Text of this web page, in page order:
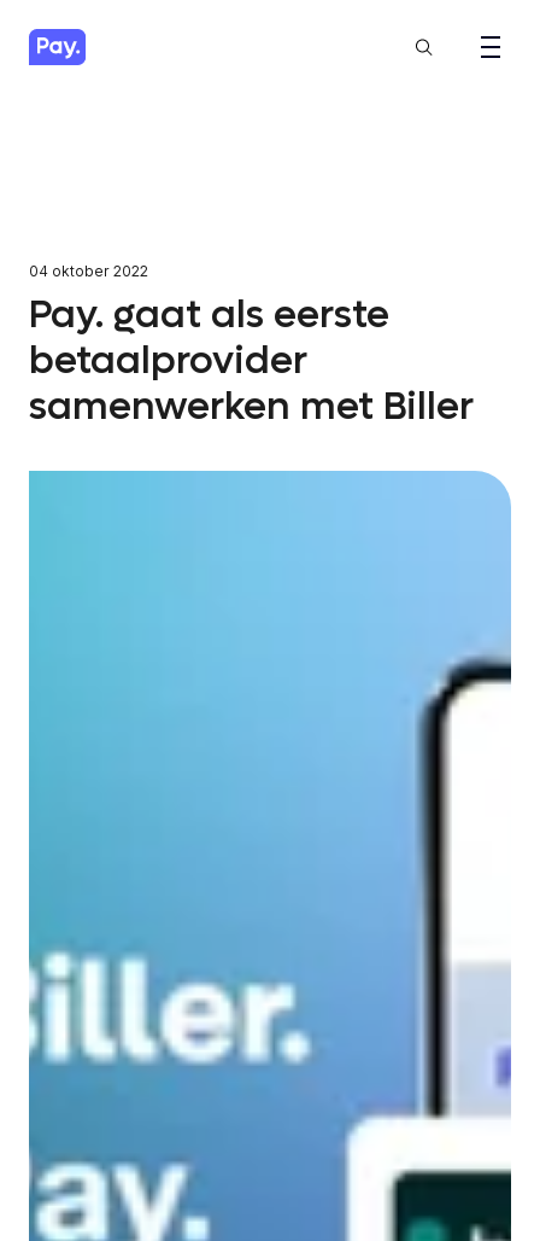
04 oktober 2022
Pay. gaat als eerste
betaalprovider
samenwerken met Biller